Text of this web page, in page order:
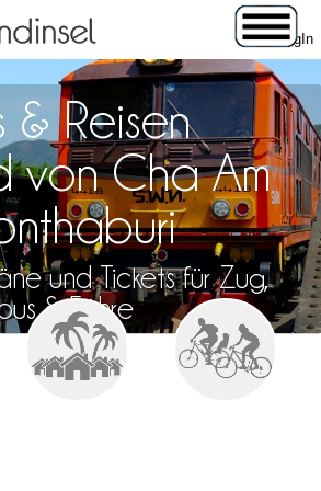
& Reisen
von Cha Am
und Tickets für Zug,
& Fähre